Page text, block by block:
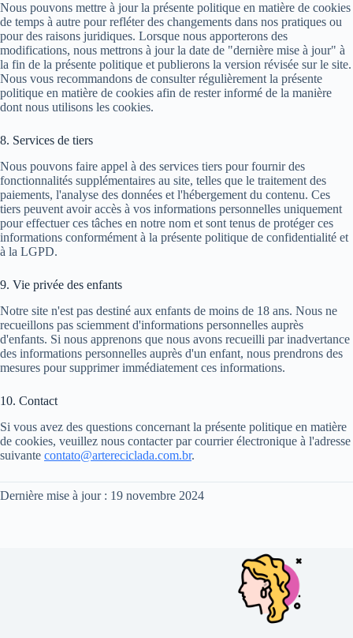
Nous pouvons mettre à jour la présente politique en matière de cookies
de temps à autre pour refléter des changements dans nos pratiques ou
pour des raisons juridiques. Lorsque nous apporterons des
modifications, nous mettrons à jour la date de "dernière mise à jour" à
la fin de la présente politique et publierons la version révisée sur le site.
Nous vous recommandons de consulter régulièrement la présente
politique en matière de cookies afin de rester informé de la manière
dont nous utilisons les cookies.
8. Services de tiers
Nous pouvons faire appel à des services tiers pour fournir des
fonctionnalités supplémentaires au site, telles que le traitement des
paiements, l'analyse des données et l'hébergement du contenu. Ces
tiers peuvent avoir accès à vos informations personnelles uniquement
pour effectuer ces tâches en notre nom et sont tenus de protéger ces
informations conformément à la présente politique de confidentialité et
à la LGPD.
9. Vie privée des enfants
Notre site n'est pas destiné aux enfants de moins de 18 ans. Nous ne
recueillons pas sciemment d'informations personnelles auprès
d'enfants. Si nous apprenons que nous avons recueilli par inadvertance
des informations personnelles auprès d'un enfant, nous prendrons des
mesures pour supprimer immédiatement ces informations.
10. Contact
Si vous avez des questions concernant la présente politique en matière
de cookies, veuillez nous contacter par courrier électronique à l'adresse
suivante contato@artereciclada.com.br.
Dernière mise à jour : 19 novembre 2024